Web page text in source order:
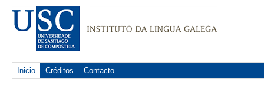
Inicio Créditos Contacto